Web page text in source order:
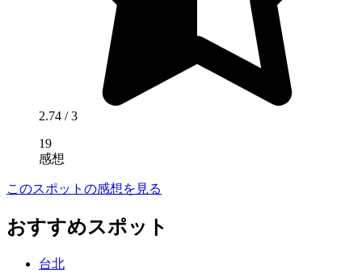
2.74 / 3
19
感想
このスポットの感想を見る
おすすめスポット
台北